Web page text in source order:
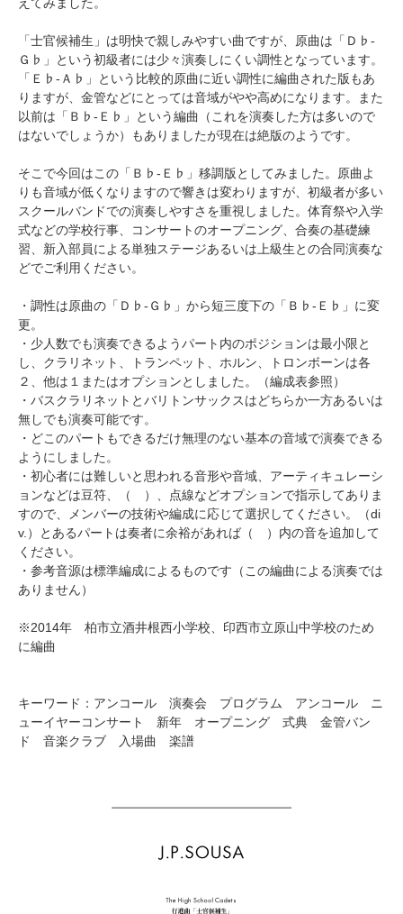
「士官候補生」は明快で親しみやすい曲ですが、原曲は「Ｄ♭-
Ｇ♭」という初級者には少々演奏しにくい調性となっています。
「Ｅ♭-Ａ♭」という比較的原曲に近い調性に編曲された版もあ
りますが、金管などにとっては音域がやや高めになります。また
以前は「Ｂ♭-Ｅ♭」という編曲（これを演奏した方は多いので
はないでしょうか）もありましたが現在は絶版のようです。
そこで今回はこの「Ｂ♭-Ｅ♭」移調版としてみました。原曲よ
りも音域が低くなりますので響きは変わりますが、初級者が多い
スクールバンドでの演奏しやすさを重視しました。体育祭や入学
式などの学校行事、コンサートのオープニング、合奏の基礎練
習、新入部員による単独ステージあるいは上級生との合同演奏な
どでご利用ください。
・調性は原曲の「Ｄ♭-Ｇ♭」から短三度下の「Ｂ♭-Ｅ♭」に変
更。
・少人数でも演奏できるようパート内のポジションは最小限と
し、クラリネット、トランペット、ホルン、トロンボーンは各
２、他は１またはオプションとしました。（編成表参照）
・バスクラリネットとバリトンサックスはどちらか一方あるいは
無しでも演奏可能です。
・どこのパートもできるだけ無理のない基本の音域で演奏できる
ようにしました。
・初心者には難しいと思われる音形や音域、アーティキュレーシ
ョンなどは豆符、（ ）、点線などオプションで指示してありま
すので、メンバーの技術や編成に応じて選択してください。（di
v.）とあるパートは奏者に余裕があれば（ ）内の音を追加して
ください。
・参考音源は標準編成によるものです（この編曲による演奏では
ありません）
※2014年 柏市立酒井根西小学校、印西市立原山中学校のため
に編曲
キーワード：アンコール 演奏会 プログラム アンコール ニ
ューイヤーコンサート 新年 オープニング 式典 金管バン
ド 音楽クラブ 入場曲 楽譜